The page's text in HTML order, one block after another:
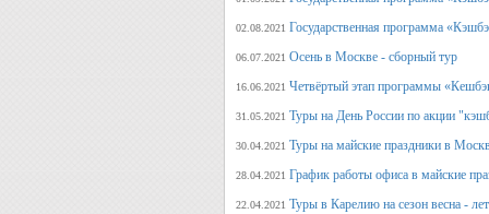
02.08.2021 Государственная программа
06.07.2021 Осень в Москве - сборный тур
16.06.2021 Четвёртый этап программы
31.05.2021 Туры на День России по акции
30.04.2021 Туры на майские праздники в
28.04.2021 График работы офиса в майские
22.04.2021 Туры в Карелию на сезон весна -